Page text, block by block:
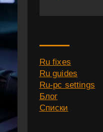
Ru fixes
Ru guides
Ru-pc settings
Блог
Списки